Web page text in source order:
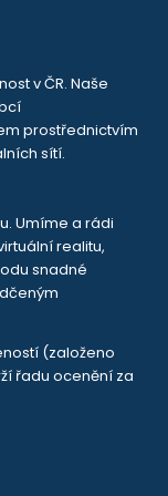
v ČR. Naše
prostřednictvím
sítí.
Umíme a rádi
realitu,
snadné
(založeno
řadu ocenění za